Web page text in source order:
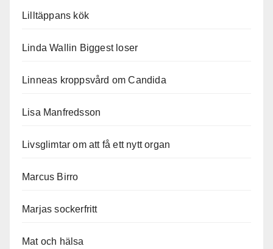
Lilltäppans kök
Linda Wallin Biggest loser
Linneas kroppsvård om Candida
Lisa Manfredsson
Livsglimtar om att få ett nytt organ
Marcus Birro
Marjas sockerfritt
Mat och hälsa